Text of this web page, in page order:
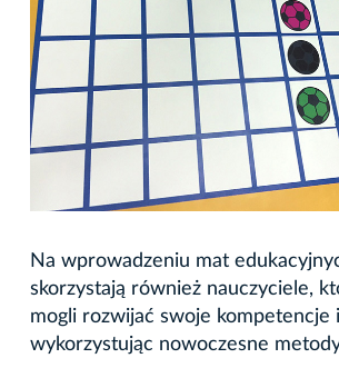
Na wprowadzeniu mat
skorzystają również nauczyciele,
mogli rozwijać swoje kompetencje
wykorzystując nowoczesne